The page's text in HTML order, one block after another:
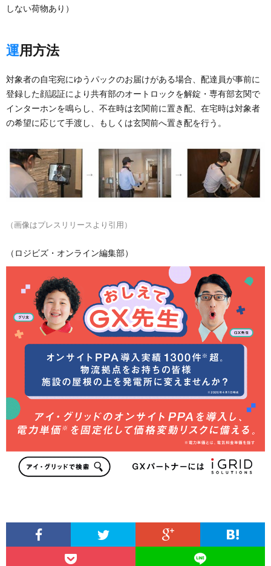
しない荷物あり）
運用方法
対象者の自宅宛にゆうパックのお届けがある場合、配達員が事前に
登録した顔認証により共有部のオートロックを解錠・専有部玄関で
インターホンを鳴らし、不在時は玄関前に置き配、在宅時は対象者
の希望に応じて手渡し、もしくは玄関前へ置き配を行う。
（画像はプレスリリースより引用）
（ロジビズ・オンライン編集部）